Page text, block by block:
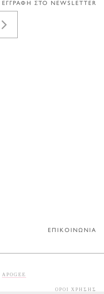
ΕΓΓΡΑΦΗ ΣΤΟ NEWSLETTER
ΕΠΙΚΟΙΝΩΝΙΑ
APOGEE
ΟΡΟΙ ΧΡΗΣΗΣ